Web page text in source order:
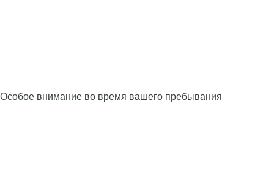
Особое внимание во время вашего пребывания